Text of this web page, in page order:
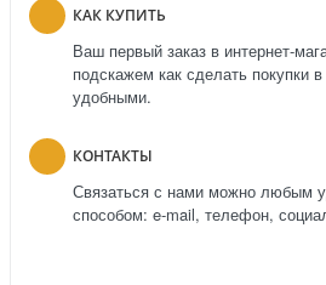
КАК КУПИТЬ
Ваш первый заказ в интернет-
подскажем как сделать покупки
удобными.
КОНТАКТЫ
Связаться с нами можно любым
способом: e-mail, телефон,